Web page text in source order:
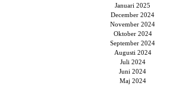
Januari 2025
December 2024
November 2024
Oktober 2024
September 2024
Augusti 2024
Juli 2024
Juni 2024
Maj 2024